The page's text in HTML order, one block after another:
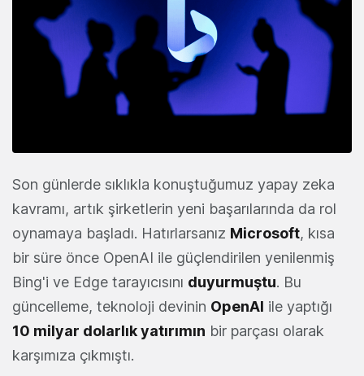
Son günlerde sıklıkla konuştuğumuz yapay zeka
kavramı, artık şirketlerin yeni başarılarında da rol
oynamaya başladı. Hatırlarsanız Microsoft, kısa
bir süre önce OpenAI ile güçlendirilen yenilenmiş
Bing'i ve Edge tarayıcısını duyurmuştu. Bu
güncelleme, teknoloji devinin OpenAI ile yaptığı
10 milyar dolarlık yatırımın bir parçası olarak
karşımıza çıkmıştı.